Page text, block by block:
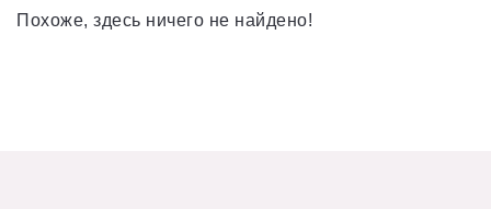
Похоже, здесь ничего не найдено!